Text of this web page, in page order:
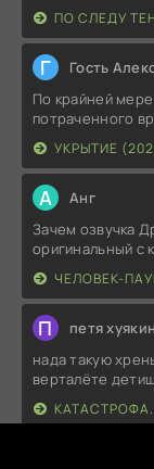
ПО СЛЕДУ
Г Гость
По крайней
потраченного
УКРЫТИЕ
А Анг
Зачем озвучка
оригинальный с
ЧЕЛОВЕК-
П петя хуякин
нада такую
верталёте